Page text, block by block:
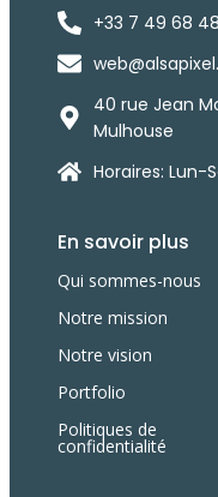
+33 7 49 68
40 rue Jean
Mulhouse
Horaires: Lun-
En savoir plus
Qui sommes-nous
Notre mission
Notre vision
Portfolio
Politiques de
confidentialité